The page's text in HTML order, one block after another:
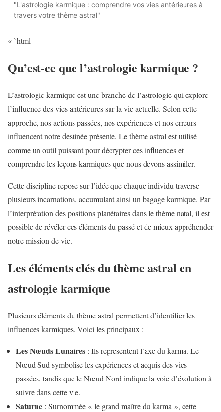
"L'astrologie karmique : comprendre vos vies antérieures à
travers votre thème astral"
« `html
Qu’est-ce que l’astrologie karmique ?
L’astrologie karmique est une branche de l’astrologie qui explore
l’influence des vies antérieures sur la vie actuelle. Selon cette
approche, nos actions passées, nos expériences et nos erreurs
influencent notre destinée présente. Le thème astral est utilisé
comme un outil puissant pour décrypter ces influences et
comprendre les leçons karmiques que nous devons assimiler.
Cette discipline repose sur l’idée que chaque individu traverse
plusieurs incarnations, accumulant ainsi un bagage karmique. Par
l’interprétation des positions planétaires dans le thème natal, il est
possible de révéler ces éléments du passé et de mieux appréhender
notre mission de vie.
Les éléments clés du thème astral en
astrologie karmique
Plusieurs éléments du thème astral permettent d’identifier les
influences karmiques. Voici les principaux :
Les Nœuds Lunaires : Ils représentent l’axe du karma. Le
Nœud Sud symbolise les expériences et acquis des vies
passées, tandis que le Nœud Nord indique la voie d’évolution à
suivre dans cette vie.
Saturne : Surnommée « le grand maître du karma », cette